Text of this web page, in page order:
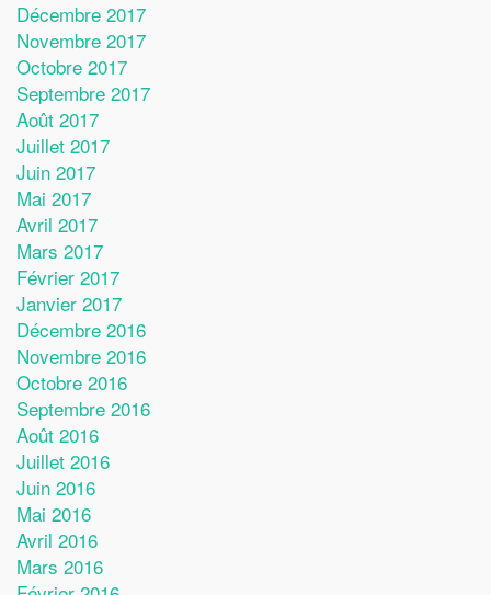
Décembre 2017
Novembre 2017
Octobre 2017
Septembre 2017
Août 2017
Juillet 2017
Juin 2017
Mai 2017
Avril 2017
Mars 2017
Février 2017
Janvier 2017
Décembre 2016
Novembre 2016
Octobre 2016
Septembre 2016
Août 2016
Juillet 2016
Juin 2016
Mai 2016
Avril 2016
Mars 2016